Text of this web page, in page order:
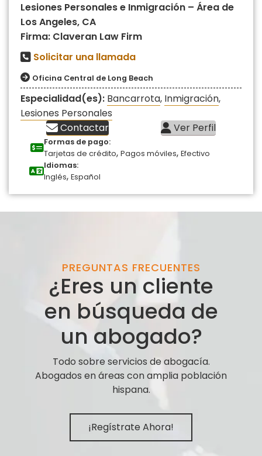
Lesiones Personales e Inmigración – Área de
Los Angeles, CA
Firma: Claveran Law Firm
Solicitar una llamada
Oficina Central de Long Beach
Especialidad(es): Bancarrota, Inmigración,
Lesiones Personales
Contactar
Ver Perfil
Formas de pago:
Tarjetas de crédito, Pagos móviles, Efectivo
Idiomas:
Inglés, Español
PREGUNTAS FRECUENTES
¿Eres un cliente
en búsqueda de
un abogado?
Todo sobre servicios de abogacía.
Abogados en áreas con amplia población
hispana.
¡Regístrate Ahora!